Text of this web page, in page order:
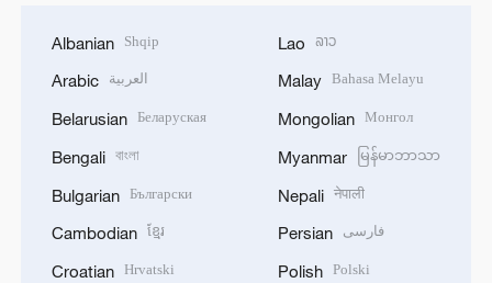
Albanian Shqip
Arabic العربية
Belarusian Беларуская
Bengali বাংলা
Bulgarian Български
Cambodian ខ្មែរ
Croatian Hrvatski
Lao ລາວ
Malay Bahasa Melayu
Mongolian Монгол
Myanmar မြန်မာဘာသာ
Nepali नेपाली
Persian فارسی
Polish Polski